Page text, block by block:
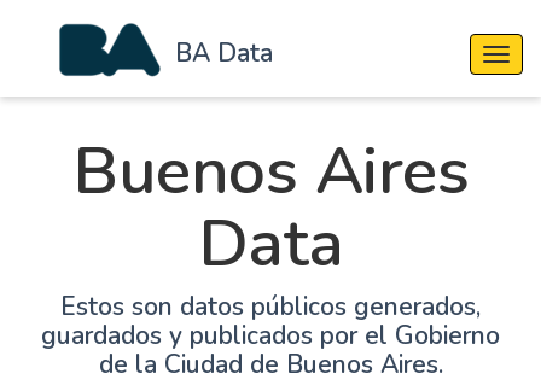
BA Data
Buenos Aires
Data
Estos son datos públicos generados,
guardados y publicados por el Gobierno
de la Ciudad de Buenos Aires.